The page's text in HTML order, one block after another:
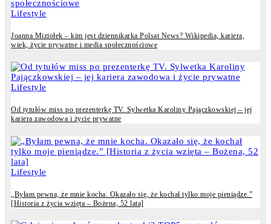
Lifestyle
Joanna Miziołek – kim jest dziennikarka Polsat News? Wikipedia, kariera,
wiek, życie prywatne i media społecznościowe
Lifestyle
Od tytułów miss po prezenterkę TV. Sylwetka Karoliny Pajączkowskiej – jej
kariera zawodowa i życie prywatne
Lifestyle
„Byłam pewna, że mnie kocha. Okazało się, że kochał tylko moje pieniądze.”
[Historia z życia wzięta – Bożena, 52 lata]